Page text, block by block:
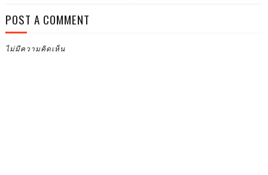
POST A COMMENT
ไม่มีความคิดเห็น